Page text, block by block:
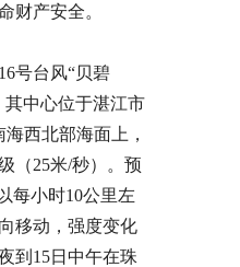
财产安全。
号台风“贝碧
其中心位于湛江市
西北部海面上，
（25米/秒）。预
每小时10公里左
移动，强度变化
到15日中午在珠